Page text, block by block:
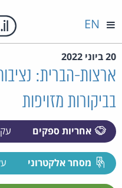
EN
20 ביוני 2022
ארצות-הברית:
בביקורות מזויפות
אחריות ספקים
מסחר אלקטרוני